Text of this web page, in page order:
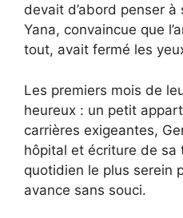
devait d’abord penser
Yana, convaincue que
tout, avait fermé les
Les premiers mois de
heureux : un petit
carrières exigeantes,
hôpital et écriture de sa
quotidien le plus serein
avance sans souci.